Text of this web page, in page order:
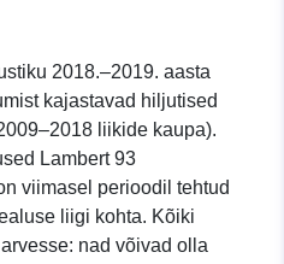
2018.–2019. aasta
kajastavad hiljutised
liikide kaupa).
Lambert 93
viimasel perioodil tehtud
liigi kohta. Kõiki
nad võivad olla